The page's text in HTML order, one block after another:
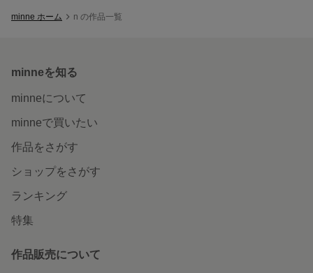
minne ホーム n の作品一覧
minneを知る
minneについて
minneで買いたい
作品をさがす
ショップをさがす
ランキング
特集
作品販売について